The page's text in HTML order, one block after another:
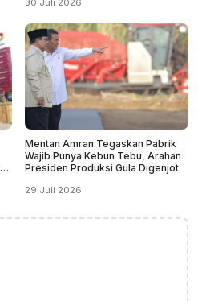
Mentan Amran Tegaskan Pabrik
Wajib Punya Kebun Tebu, Arahan
Presiden Produksi Gula Digenjot
29 Juli 2026